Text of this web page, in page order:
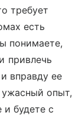
требует
есть
понимаете,
привлечь
вправду ее
опыт,
будете с